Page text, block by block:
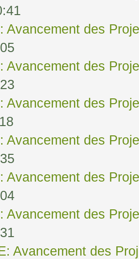
Avancement des
Avancement des
Avancement des
Avancement des
Avancement des
Avancement des
Avancement des